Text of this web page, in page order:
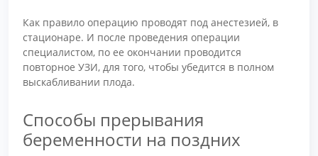
Как правило операцию проводят под анестезией, в
стационаре. И после проведения операции
специалистом, по ее окончании проводится
повторное УЗИ, для того, чтобы убедится в полном
выскабливании плода.
Способы прерывания
беременности на поздних